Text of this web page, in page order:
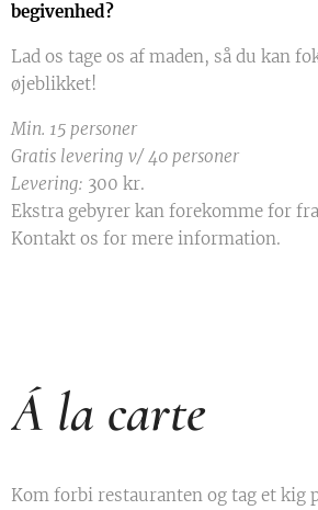
begivenhed?
Lad os tage os af maden, så du kan
øjeblikket!
Min. 15 personer
Gratis levering v/ 40 personer
Levering: 300 kr.
Ekstra gebyrer kan forekomme for
Kontakt os for mere information.
Á la carte
Kom forbi restauranten og tag et kig